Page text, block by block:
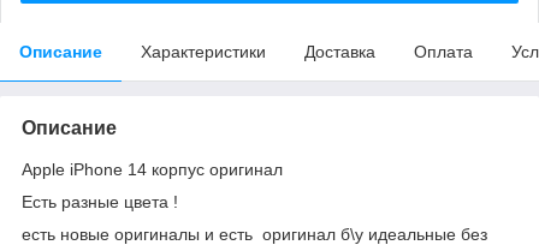
Описание Характеристики Доставка Оплата
Описание
Apple iPhone 14 корпус оригинал
Есть разные цвета !
есть новые оригиналы и есть оригинал б\у идеальные без